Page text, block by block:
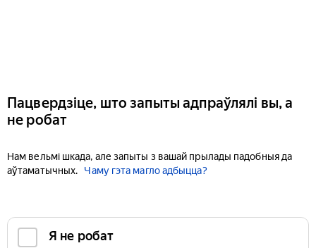
Пацвердзіце, што запыты адпраўлялі вы, а
не робат
Нам вельмі шкада, але запыты з вашай прылады падобныя да
аўтаматычных.
Чаму гэта магло адбыцца?
Я не робат